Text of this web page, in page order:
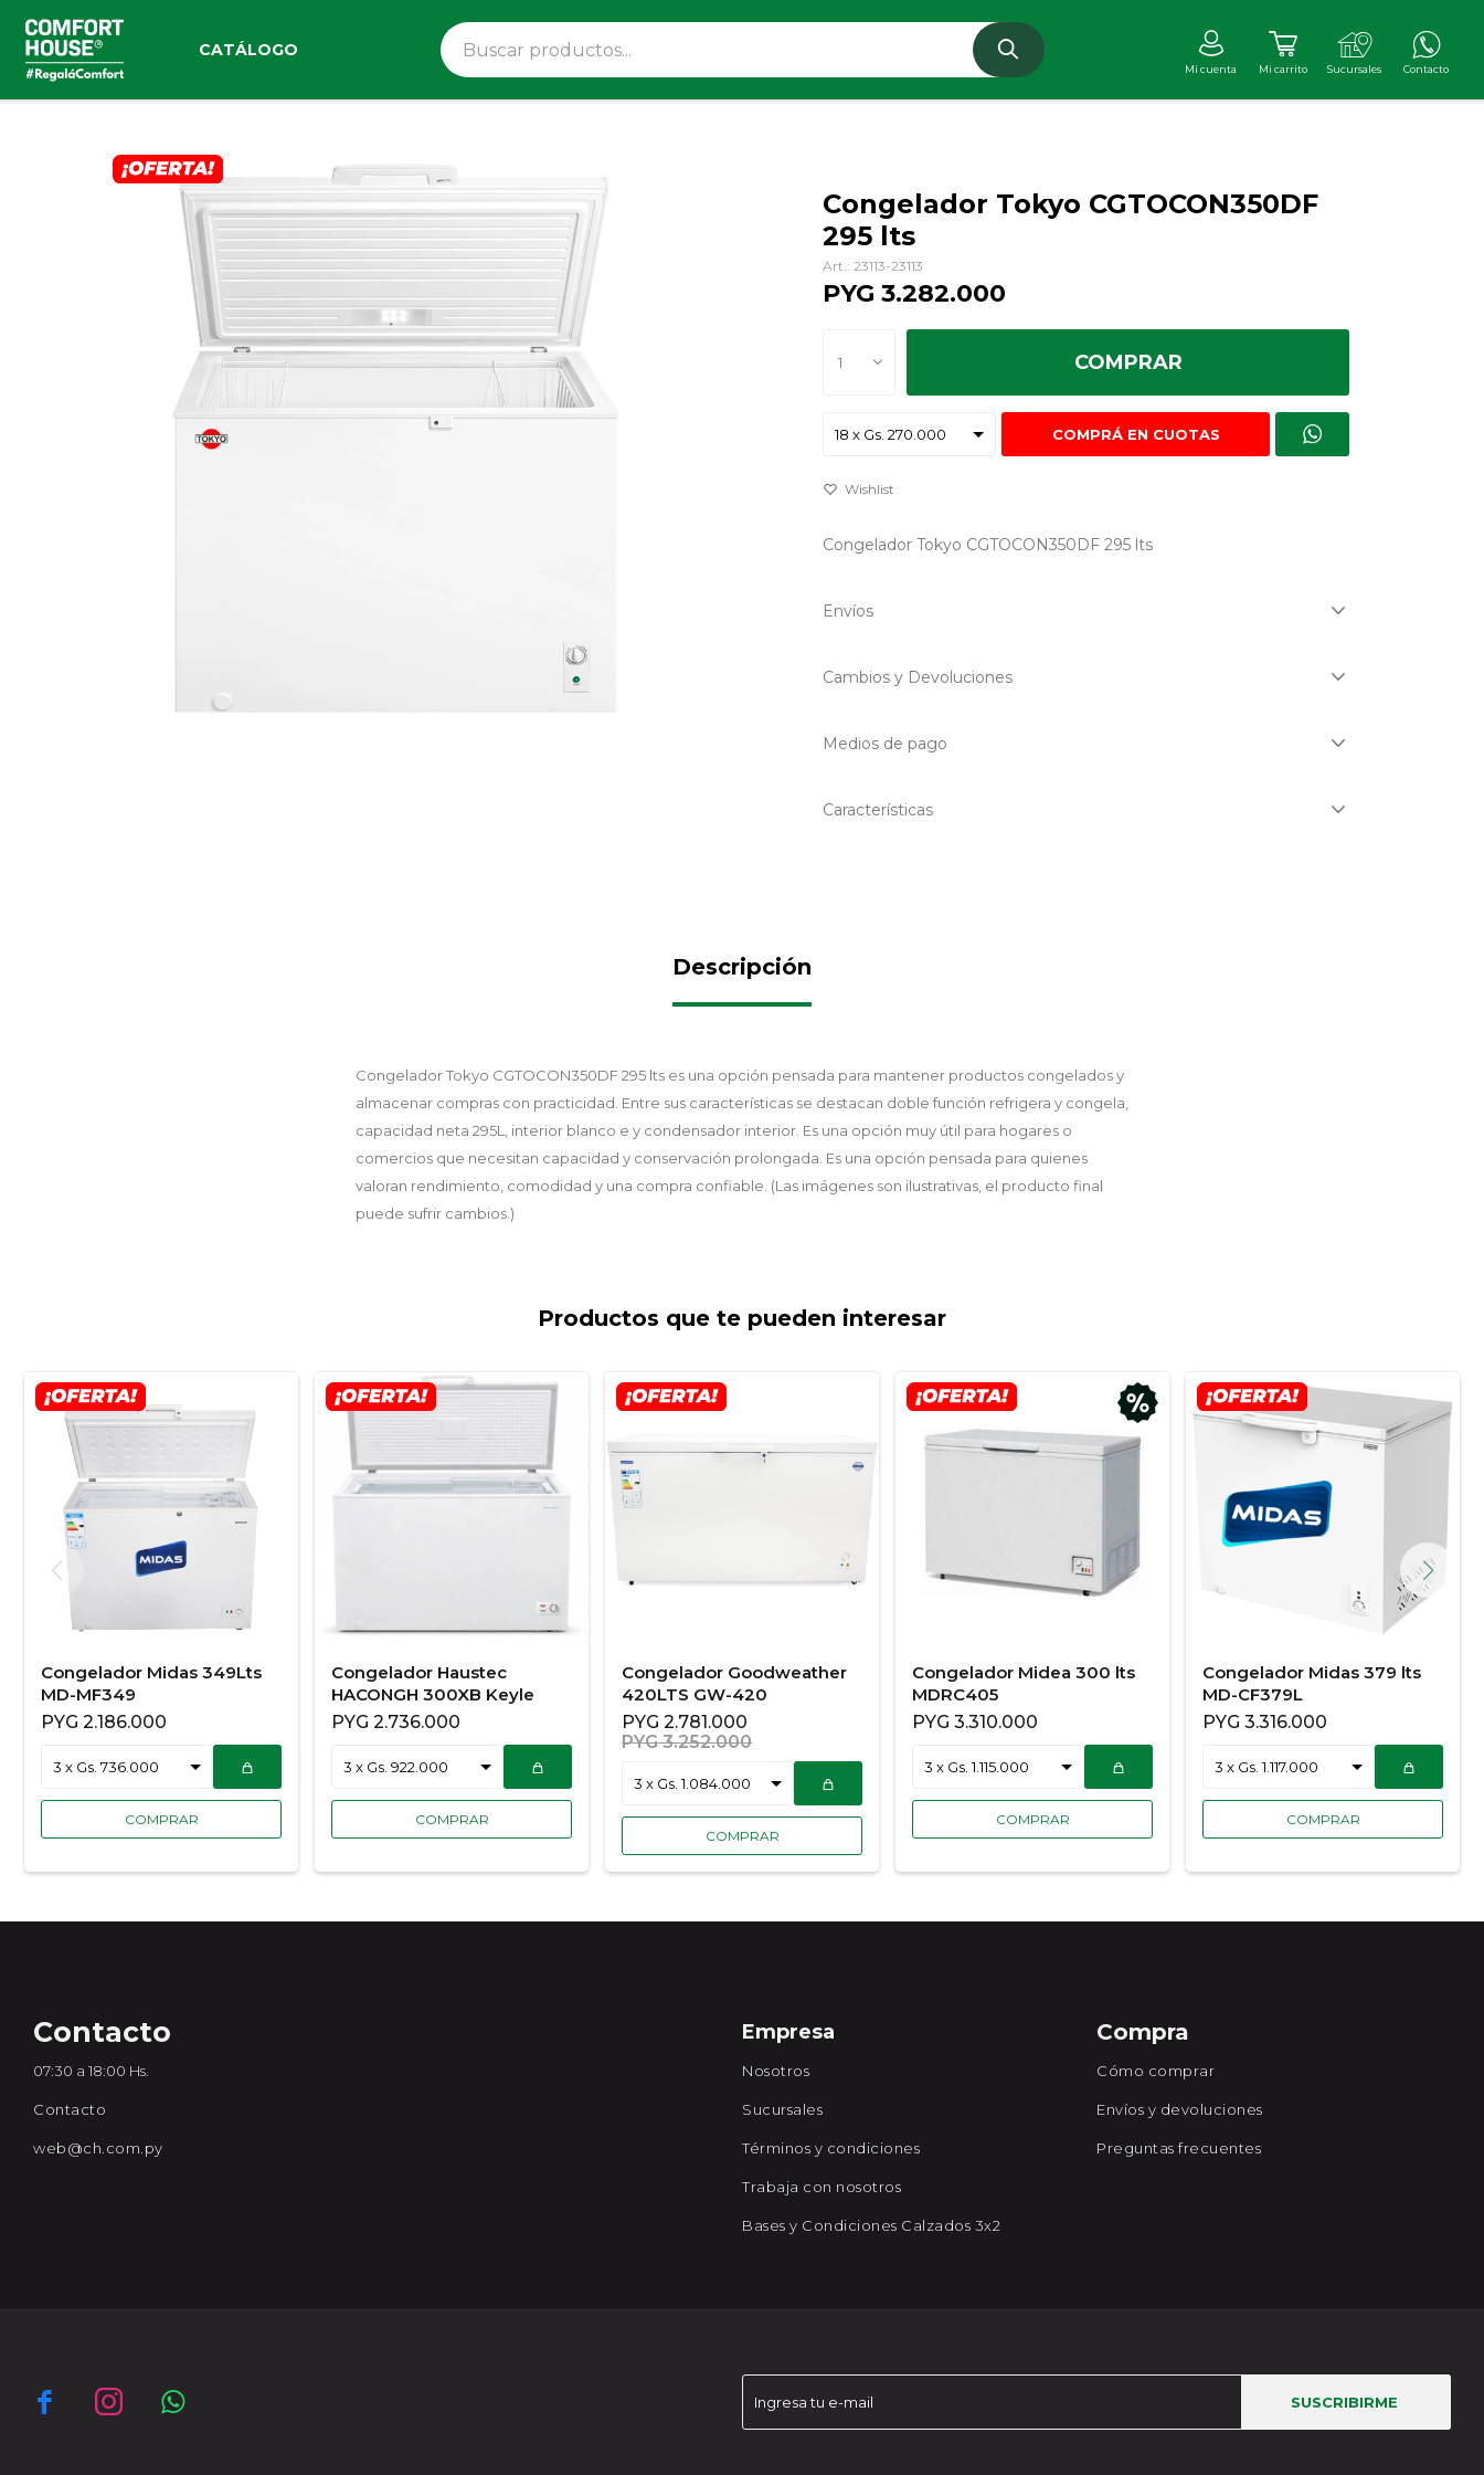
CATÁLOGO
Congelador Tokyo CGTOCON350DF
295 lts
23113-23113
PYG 3.282.000
1 COMPRAR
COMPRÁ EN CUOTAS
Congelador Tokyo CGTOCON350DF 295 lts
Envíos
Cambios y Devoluciones
Medios de pago
Características
Descripción
Congelador Tokyo CGTOCON350DF 295 lts es una opción pensada para mantener productos congelados y
almacenar compras con practicidad. Entre sus características se destacan doble función refrigera y congela,
capacidad neta 295L, interior blanco e y condensador interior. Es una opción muy útil para hogares o
comercios que necesitan capacidad y conservación prolongada. Es una opción pensada para quienes
valoran rendimiento, comodidad y una compra confiable. (Las imágenes son ilustrativas, el producto final
puede sufrir cambios.)
Productos que te pueden interesar
Congelador Midas 349Lts
MD-MF349
PYG 2.186.000
Congelador Haustec
HACONGH 300XB Keyle
PYG 2.736.000
Congelador Goodweather
420LTS GW-420
PYG 2.781.000
PYG 3.252.000
Congelador Midea 300 lts
MDRC405
PYG 3.310.000
Congelador Midas 379 lts
MD-CF379L
PYG 3.316.000
   SUSCRIBIRME
Contacto
07:30 a 18:00 Hs.
Contacto
web@ch.com.py
Empresa
Nosotros
Sucursales
Términos y condiciones
Trabaja con nosotros
Bases y Condiciones Calzados 3x2
Compra
Cómo comprar
Envíos y devoluciones
Preguntas frecuentes